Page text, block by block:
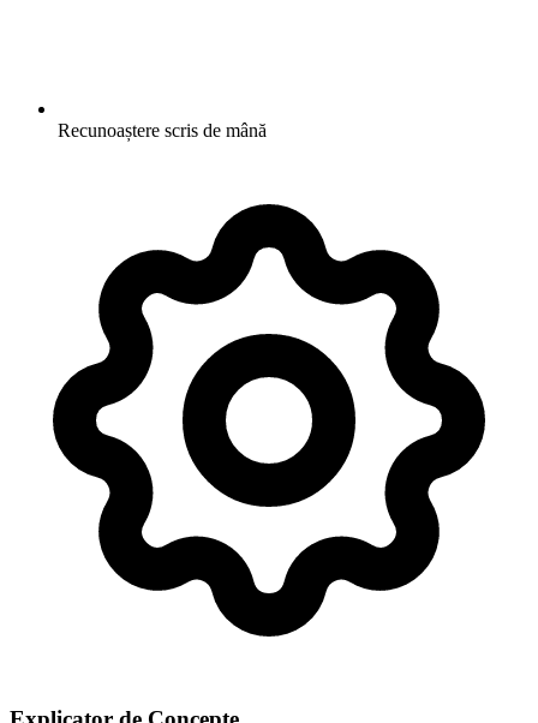
Recunoaștere scris de mână